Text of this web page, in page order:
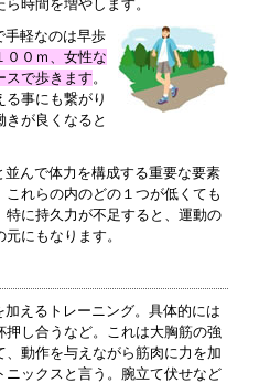
時間を増やします。
手軽なのは早歩
００ｍ、女性な
スで歩きます。
事にも繋がり
きが良くなると
んで体力を構成する重要な要素
れらの内のどの１つが低くても
に持久力が不足すると、運動の
にもなります。
えるトレーニング。具体的には
押し合うなど。これは大胸筋の強
動作を与えながら筋肉に力を加
ニックスと言う。腕立て伏せなど